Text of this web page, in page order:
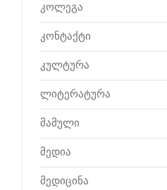
კოლეგა
კონტაქტი
კულტურა
ლიტერატურა
მამული
მედია
მედიცინა